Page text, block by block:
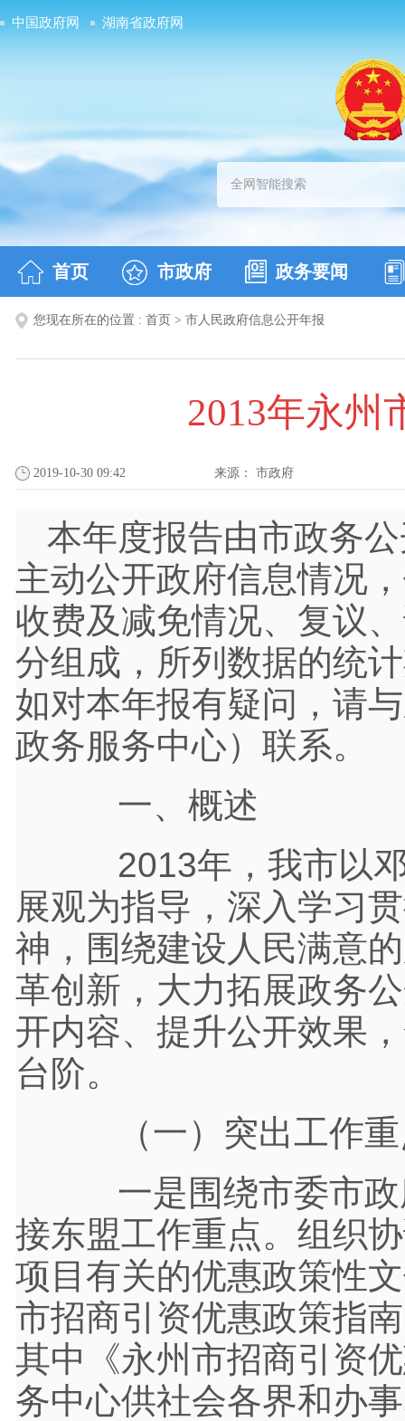
中国政府网 湖南省政府网
首页 市政府 政务要闻
您现在所在的位置 : 首页 > 市人民政府信息公开年报
2013年永州
2019-10-30 09:42 来源： 市政府
本年度报告由市政务
主动公开政府信息情况
收费及减免情况、复议
分组成，所列数据的统
如对本年报有疑问，请
政务服务中心）联系。
一、概述
2013年，我市以邓
展观为指导，深入学习
神，围绕建设人民满意
革创新，大力拓展政务
开内容、提升公开效果
台阶。
（一）突出工作重
一是围绕市委市政
接东盟工作重点。组织
项目有关的优惠政策性
市招商引资优惠政策指
其中《永州市招商引资
务中心供社会各界和办